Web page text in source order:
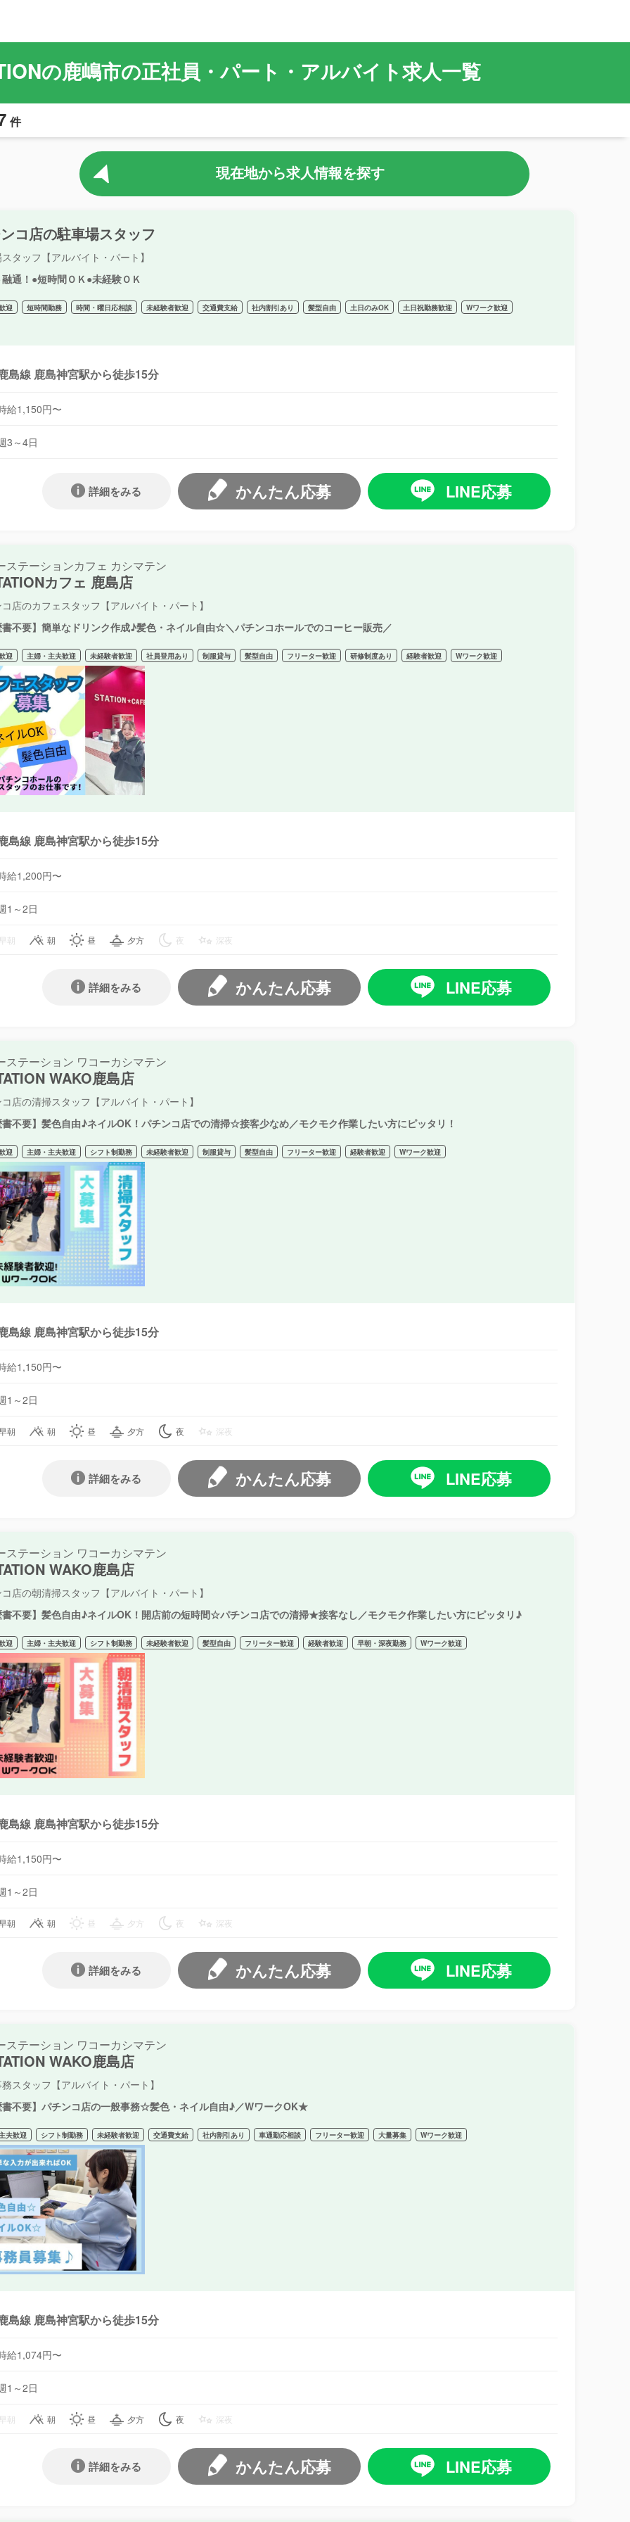
の鹿嶋市の正社員・パート・アルバイト求人一覧
件
現在地から求人情報を探す
コ店の駐車場スタッフ
タッフ【アルバイト・パート】
通！●短時間ＯＫ●未経験ＯＫ
迎 短時間勤務 時間・曜日応相談 未経験者歓迎 交通費支給 社内割引あり 髪型自由 土日のみOK 土日祝勤務歓迎 Wワーク歓迎
島線 鹿島神宮駅から徒歩15分
給1,150円〜
3～4日
LINE応募
かんたん応募
詳細をみる
ステーションカフェ カシマテン
カフェ 鹿島店
店のカフェスタッフ【アルバイト・パート】
不要】簡単なドリンク作成♪髪色・ネイル自由☆＼パチンコホールでのコーヒー販売／
迎 主婦・主夫歓迎 未経験者歓迎 社員登用あり 制服貸与 髪型自由 フリーター歓迎 研修制度あり 経験者歓迎 Wワーク歓迎
島線 鹿島神宮駅から徒歩15分
給1,200円〜
1～2日
朝 朝 昼 夕方 夜 深夜
LINE応募
かんたん応募
詳細をみる
ステーション ワコーカシマテン
WAKO鹿島店
店の清掃スタッフ【アルバイト・パート】
不要】髪色自由♪ネイルOK！パチンコ店での清掃☆接客少なめ／モクモク作業したい方にピッタリ！
迎 主婦・主夫歓迎 シフト制勤務 未経験者歓迎 制服貸与 髪型自由 フリーター歓迎 経験者歓迎 Wワーク歓迎
島線 鹿島神宮駅から徒歩15分
給1,150円〜
1～2日
朝 朝 昼 夕方 夜 深夜
LINE応募
かんたん応募
詳細をみる
ステーション ワコーカシマテン
WAKO鹿島店
店の朝清掃スタッフ【アルバイト・パート】
書不要】髪色自由♪ネイルOK！開店前の短時間☆パチンコ店での清掃★接客なし／モクモク作業したい方にピッタリ♪
迎 主婦・主夫歓迎 シフト制勤務 未経験者歓迎 髪型自由 フリーター歓迎 経験者歓迎 早朝・深夜勤務 Wワーク歓迎
島線 鹿島神宮駅から徒歩15分
給1,150円〜
1～2日
朝 朝 昼 夕方 夜 深夜
LINE応募
かんたん応募
詳細をみる
ステーション ワコーカシマテン
WAKO鹿島店
スタッフ【アルバイト・パート】
書不要】パチンコ店の一般事務☆髪色・ネイル自由♪／WワークOK★
夫歓迎 シフト制勤務 未経験者歓迎 交通費支給 社内割引あり 車通勤応相談 フリーター歓迎 大量募集 Wワーク歓迎
島線 鹿島神宮駅から徒歩15分
給1,074円〜
1～2日
朝 朝 昼 夕方 夜 深夜
LINE応募
かんたん応募
詳細をみる